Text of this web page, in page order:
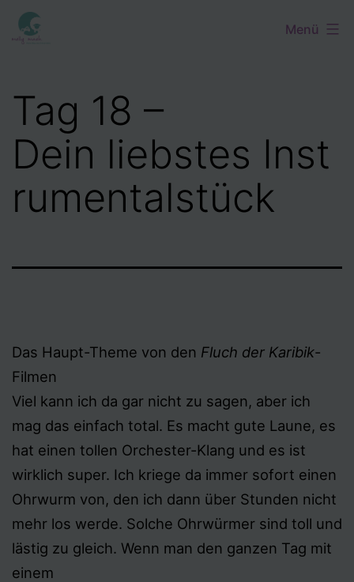
Zum
Inhalt
Menü
Tag 18 –
Dein liebstes Inst
rumentalstück
Das Haupt-Theme von den Fluch der Karibik-
Filmen
Viel kann ich da gar nicht zu sagen, aber ich
mag das einfach total. Es macht gute Laune, es
hat einen tollen Orchester-Klang und es ist
wirklich super. Ich kriege da immer sofort einen
Ohrwurm von, den ich dann über Stunden nicht
mehr los werde. Solche Ohrwürmer sind toll und
lästig zu gleich. Wenn man den ganzen Tag mit
einem